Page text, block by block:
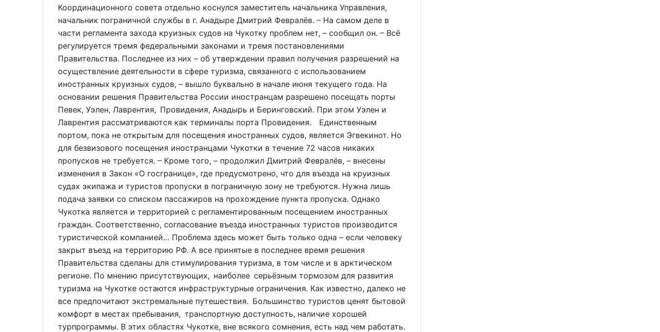
Координационного совета отдельно коснулся заместитель начальника Управления,
начальник пограничной службы в г. Анадыре Дмитрий Февралёв. – На самом деле в
части регламента захода круизных судов на Чукотку проблем нет, – сообщил он. – Всё
регулируется тремя федеральными законами и тремя постановлениями
Правительства. Последнее из них – об утверждении правил получения разрешений на
осуществление деятельности в сфере туризма, связанного с использованием
иностранных круизных судов, – вышло буквально в начале июня текущего года. На
основании решения Правительства России иностранцам разрешено посещать порты
Певек, Уэлен, Лаврентия, Провидения, Анадырь и Беринговский. При этом Уэлен и
Лаврентия рассматриваются как терминалы порта Провидения. Единственным
портом, пока не открытым для посещения иностранных судов, является Эгвекинот. Но
для безвизового посещения иностранцами Чукотки в течение 72 часов никаких
пропусков не требуется. – Кроме того, – продолжил Дмитрий Февралёв, – внесены
изменения в Закон «О госгранице», где предусмотрено, что для въезда на круизных
судах экипажа и туристов пропуски в пограничную зону не требуются. Нужна лишь
подача заявки со списком пассажиров на прохождение пункта пропуска. Однако
Чукотка является и территорией с регламентированным посещением иностранных
граждан. Соответственно, согласование въезда иностранных туристов производится
туристической компанией… Проблема здесь может быть только одна – если человеку
закрыт въезд на территорию РФ. А все принятые в последнее время решения
Правительства сделаны для стимулирования туризма, в том числе и в арктическом
регионе. По мнению присутствующих, наиболее серьёзным тормозом для развития
туризма на Чукотке остаются инфраструктурные ограничения. Как известно, далеко не
все предпочитают экстремальные путешествия. Большинство туристов ценят бытовой
комфорт в местах пребывания, транспортную доступность, наличие хорошей
турпрограммы. В этих областях Чукотке, вне всякого сомнения, есть над чем работать.